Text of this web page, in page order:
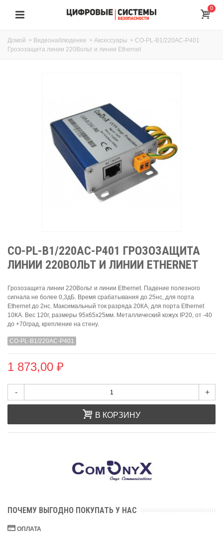
0
Домой > Видеонаблюдение > Аксессуары > CO-PL-B1/220AC-P401
Грозозащита линии 220Вольт и линии Ethernet
CO-PL-B1/220AC-P401 ГРОЗОЗАЩИТА
ЛИНИИ 220ВОЛЬТ И ЛИНИИ ETHERNET
Грозозащита линии 220Вольт и линии Ethernet. Падение полезного
сигнала не более 0,3дБ. Время срабатывания до 25нс, для порта
Ethernet до 2нс. Максимальный ток разряда 20КА, для порта Ethernet
10КА. Вес 120г, размеры 95х65х25мм. Металлический кожух IP20, от -40
до +70град, крепление на стену.
CO-PL-B1/220AC-P401
1 873,00 ₽
- +
В КОРЗИНУ
ПОЧЕМУ ВЫГОДНО ПОКУПАТЬ У НАС
ОПЛАТА